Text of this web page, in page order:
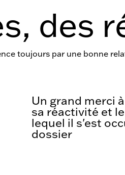
des
toujours par une bonne
Un grand merci
sa réactivité et
lequel il s'est
dossier